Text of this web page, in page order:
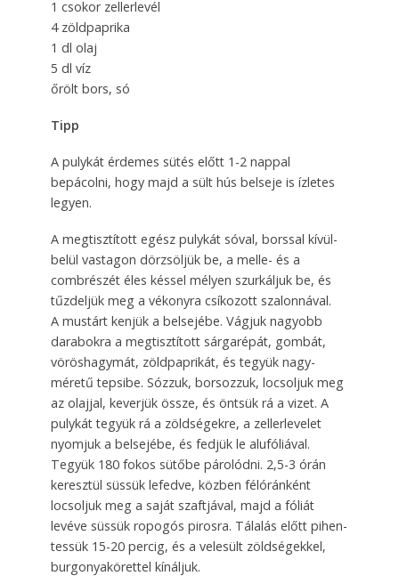
1 csokor zellerlevél
4 zöldpaprika
1 dl olaj
5 dl víz
őrölt bors, só
Tipp
A pulykát érdemes sütés előtt 1-2 nappal
bepácolni, hogy majd a sült hús belseje is ízletes
legyen.
A megtisztított egész pulykát sóval, borssal kívül-
belül vastagon dörzsöljük be, a melle- és a
combrészét éles késsel mélyen szur­káljuk be, és
tűzdeljük meg a vékonyra csíkozott szalonnával.
A mustárt kenjük a belsejé­be. Vágjuk na­gyobb
darabokra a megtisztított sárgarépát, gombát,
vörös­hagymát, zöld­­paprikát, és te­gyük nagy­
méretű tepsibe. Sóz­zuk, borsozzuk, locsol­juk meg
az olajjal, keverjük össze, és öntsük rá a vizet. A
puly­kát tegyük rá a zöldségekre, a zellerlevelet
nyomjuk a belsejébe, és fedjük le alufóliával.
Tegyük 180 fokos sütőbe párolódni. 2,5-3 órán
keresztül süssük lefedve, közben félóránként
locsoljuk meg a sa­ját szaftjával, majd a fóliát
levéve süssük ro­po­gós pirosra. Tálalás előtt pihen­
tessük 15-20 percig, és a velesült zöldségekkel,
burgonya­körettel kínáljuk.